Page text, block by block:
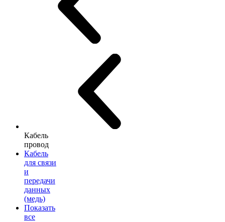
Кабель
провод
Кабель
для связи
и
передачи
данных
(медь)
Показать
все